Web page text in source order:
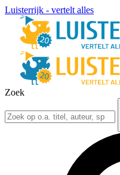
Luisterrijk - vertelt alles
Zoek